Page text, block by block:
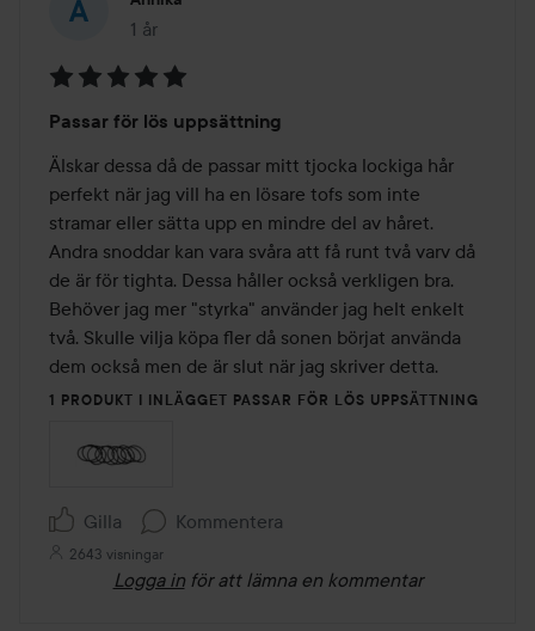
1 år
Inlägget skapades 1 år
5
av
5
Passar för lös uppsättning
Älskar dessa då de passar mitt tjocka lockiga hår
perfekt när jag vill ha en lösare tofs som inte
stramar eller sätta upp en mindre del av håret.
Andra snoddar kan vara svåra att få runt två varv då
de är för tighta. Dessa håller också verkligen bra.
Behöver jag mer "styrka" använder jag helt enkelt
två. Skulle vilja köpa fler då sonen börjat använda
dem också men de är slut när jag skriver detta.
1 PRODUKT I INLÄGGET PASSAR FÖR LÖS UPPSÄTTNING
Gilla Kommentera
2643 visningar
Logga in för att lämna en kommentar